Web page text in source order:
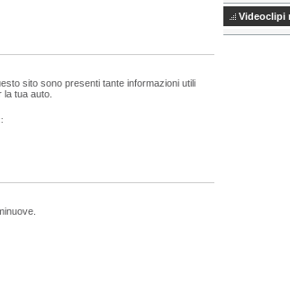
sito sono presenti tante informazioni utili
tua auto.
Videoclipi